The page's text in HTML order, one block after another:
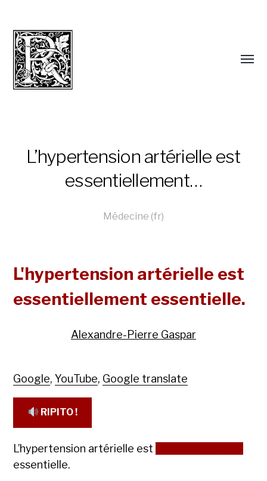
L’hypertension artérielle est
essentiellement…
Médecine (fr)
L'hypertension artérielle est
essentiellement essentielle.
Alexandre-Pierre Gaspar
Google,YouTube, Google translate
RIPITO !
L’hypertension artérielle est
essentielle.